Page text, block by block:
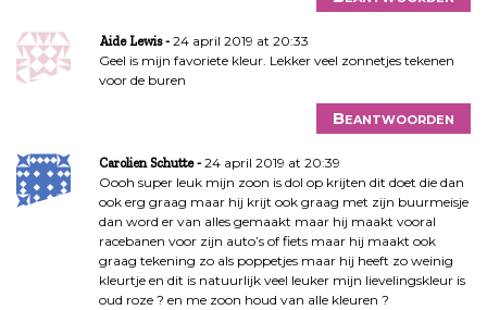
Aide Lewis
24 april 2019 at 20:33
Geel is mijn favoriete kleur. Lekker veel zonnetjes tekenen
voor de buren
Beantwoorden
Carolien Schutte
24 april 2019 at 20:39
Oooh super leuk mijn zoon is dol op krijten dit doet die dan
ook erg graag maar hij krijt ook graag met zijn buurmeisje
dan word er van alles gemaakt maar hij maakt vooral
racebanen voor zijn auto’s of fiets maar hij maakt ook
graag tekening zo als poppetjes maar hij heeft zo weinig
kleurtje en dit is natuurlijk veel leuker mijn lievelingskleur is
oud roze ? en me zoon houd van alle kleuren ?